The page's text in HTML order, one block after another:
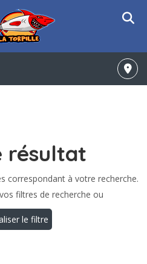
résultat
correspondant à votre recherche.
filtres de recherche ou
le filtre